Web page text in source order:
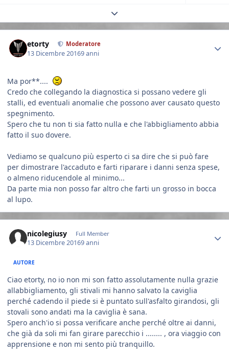
Expand topic overview
etorty Moderatore
13 Dicembre 20169 anni
Ma por**....
Credo che collegando la diagnostica si possano vedere gli
stalli, ed eventuali anomalie che possono aver causato questo
spegnimento.
Spero che tu non ti sia fatto nulla e che l'abbigliamento abbia
fatto il suo dovere.
Vediamo se qualcuno più esperto ci sa dire che si può fare
per dimostrare l'accaduto e farti riparare i danni senza spese,
o almeno riducendole al minimo...
Da parte mia non posso far altro che farti un grosso in bocca
al lupo.
nicolegiusy Full Member
13 Dicembre 20169 anni
AUTORE
Ciao etorty, no io non mi son fatto assolutamente nulla grazie
allabbigliamento, gli stivali mi hanno salvato la caviglia
perché cadendo il piede si è puntato sull'asfalto girandosi, gli
stovali sono andati ma la caviglia è sana.
Spero anch'io si possa verificare anche perché oltre ai danni,
che già da soli mi fan girare parecchio i ........ , ora viaggio con
apprensione e non mi sento più tranquillo.